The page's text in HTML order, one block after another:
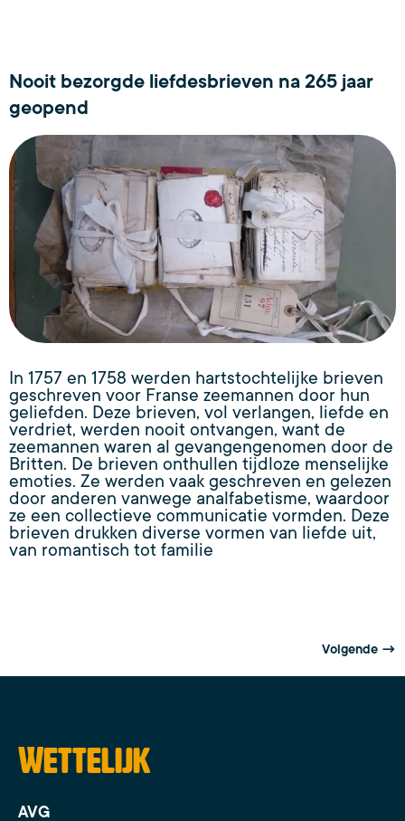
Nooit bezorgde liefdesbrieven na 265 jaar
geopend
In 1757 en 1758 werden hartstochtelijke brieven
geschreven voor Franse zeemannen door hun
geliefden. Deze brieven, vol verlangen, liefde en
verdriet, werden nooit ontvangen, want de
zeemannen waren al gevangengenomen door de
Britten. De brieven onthullen tijdloze menselijke
emoties. Ze werden vaak geschreven en gelezen
door anderen vanwege analfabetisme, waardoor
ze een collectieve communicatie vormden. Deze
brieven drukken diverse vormen van liefde uit,
van romantisch tot familie
Volgende →
Wettelijk
AVG